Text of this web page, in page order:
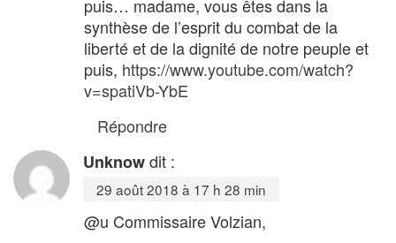
puis… madame, vous êtes dans la
synthèse de l’esprit du combat de la
liberté et de la dignité de notre peuple et
puis, https://www.youtube.com/watch?
v=spatiVb-YbE
Répondre
Unknowdit :
29 août 2018 à 17 h 28 min
@u Commissaire Volzian,